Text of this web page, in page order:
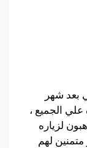
بعد شهر
علي الجميع ،
لزياره
متمنين لهم